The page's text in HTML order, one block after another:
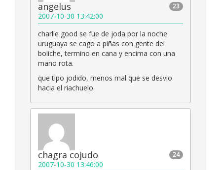
23
angelus
2007-10-30 13:42:00
charlie good se fue de joda por la noche
uruguaya se cago a piñas con gente del
boliche, termino en cana y encima con una
mano rota.
que tipo jodido, menos mal que se desvio
hacia el riachuelo.
24
chagra cojudo
2007-10-30 13:46:00